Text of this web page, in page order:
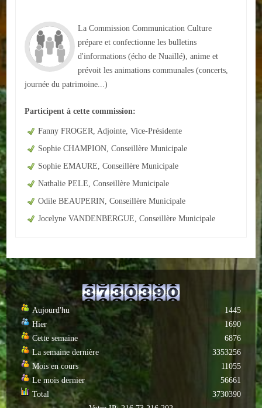
Santé
Social
Arrêtes en cours
ACTUALITÉS
Ecole publique
ASSOCIATIONS
Sportives
Loisirs et animations
Services
Culturelles
Parents d'élèves
La Commission Communication Culture
prépare et confectionne les bulletins
d'informations (écho de Nuaillé), anime et
prévoit les animations communales (concerts,
journée du patrimoine...)
Participent à cette commission:
Fanny FROGER, Adjointe, Vice-Présidente
Sophie CHAMPION, Conseillère Municipale
Sophie EMAURE, Conseillère Municipale
Nathalie PELE, Conseillère Municipale
Odile BEAUPERIN, Conseillère Municipale
Jocelyne VANDENBERGUE, Conseillère Municipale
Aujourd'hu
Hier
Cette semaine
La semaine dernière
Mois en cours
Le mois dernier
Total
1445
1690
6876
3353256
11055
56661
3730390